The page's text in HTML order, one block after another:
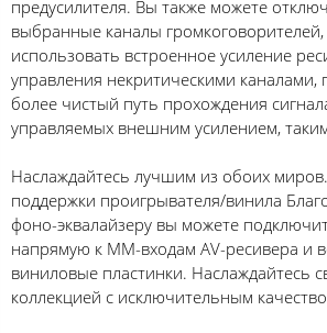
предусилителя. Вы также можете
выбранные каналы
использовать встроенное усиление
управления некритическими каналами,
более чистый путь прохождения
управляемых внешним усилением,
Наслаждайтесь лучшим из обоих
поддержки проигрывателя/винила
фоно-эквалайзеру вы можете
напрямую к ММ-входам AV-ресивера и
виниловые пластинки. Наслаждайтесь
коллекцией с исключительным